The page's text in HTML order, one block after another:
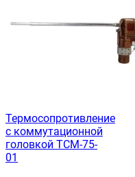
Термосопротивление
с коммутационной
головкой ТСМ-75-
01